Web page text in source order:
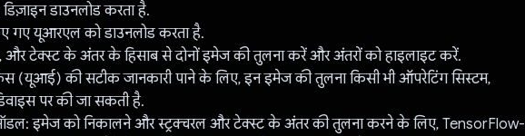
डाउनलोड करता है.
गए यूआरएल को डाउनलोड करता है.
और टेक्स्ट के अंतर के हिसाब से दोनों इमेज की तुलना करें और अंतरों को हाइलाइट करें.
(यूआई) की सटीक जानकारी पाने के लिए, इन इमेज की तुलना किसी भी ऑपरेटिंग सिस्टम,
पर की जा सकती है.
इमेज को निकालने और स्ट्रक्चरल और टेक्स्ट के अंतर की तुलना करने के लिए, TensorFlow-